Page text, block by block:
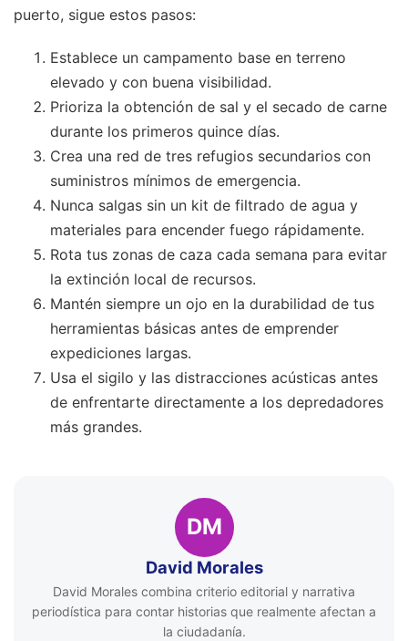
puerto, sigue estos pasos:
Establece un campamento base en terreno
elevado y con buena visibilidad.
Prioriza la obtención de sal y el secado de carne
durante los primeros quince días.
Crea una red de tres refugios secundarios con
suministros mínimos de emergencia.
Nunca salgas sin un kit de filtrado de agua y
materiales para encender fuego rápidamente.
Rota tus zonas de caza cada semana para evitar
la extinción local de recursos.
Mantén siempre un ojo en la durabilidad de tus
herramientas básicas antes de emprender
expediciones largas.
Usa el sigilo y las distracciones acústicas antes
de enfrentarte directamente a los depredadores
más grandes.
DM
David Morales
David Morales combina criterio editorial y narrativa
periodística para contar historias que realmente afectan a
la ciudadanía.